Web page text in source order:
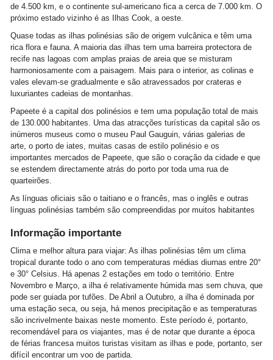
de 4.500 km, e o continente sul-americano fica a cerca de 7.000 km. O
próximo estado vizinho é as Ilhas Cook, a oeste.
Quase todas as ilhas polinésias são de origem vulcânica e têm uma
rica flora e fauna. A maioria das ilhas tem uma barreira protectora de
recife nas lagoas com amplas praias de areia que se misturam
harmoniosamente com a paisagem. Mais para o interior, as colinas e
vales elevam-se gradualmente e são atravessados por crateras e
luxuriantes cadeias de montanhas.
Papeete é a capital dos polinésios e tem uma população total de mais
de 130.000 habitantes. Uma das atracções turísticas da capital são os
inúmeros museus como o museu Paul Gauguin, várias galerias de
arte, o porto de iates, muitas casas de estilo polinésio e os
importantes mercados de Papeete, que são o coração da cidade e que
se estendem directamente atrás do porto por toda uma rua de
quarteirões.
As línguas oficiais são o taitiano e o francês, mas o inglês e outras
línguas polinésias também são compreendidas por muitos habitantes
Informação importante
Clima e melhor altura para viajar: As ilhas polinésias têm um clima
tropical durante todo o ano com temperaturas médias diurnas entre 20°
e 30° Celsius. Há apenas 2 estações em todo o território. Entre
Novembro e Março, a ilha é relativamente húmida mas sem chuva, que
pode ser guiada por tufões. De Abril a Outubro, a ilha é dominada por
uma estação seca, ou seja, há menos precipitação e as temperaturas
são incrivelmente baixas neste momento. Este período é, portanto,
recomendável para os viajantes, mas é de notar que durante a época
de férias francesa muitos turistas visitam as ilhas e pode, portanto, ser
difícil encontrar um voo de partida.